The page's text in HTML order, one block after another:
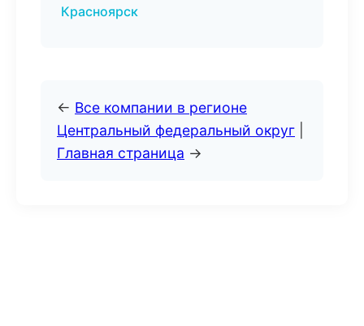
Красноярск
← Все компании в регионе
Центральный федеральный округ
Главная страница →